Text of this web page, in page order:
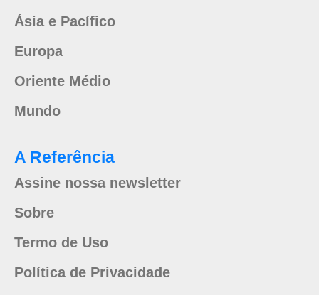
Ásia e Pacífico
Europa
Oriente Médio
Mundo
A Referência
Assine nossa newsletter
Sobre
Termo de Uso
Política de Privacidade